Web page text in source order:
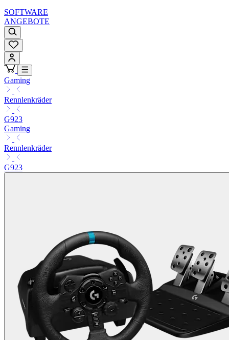
SOFTWARE
ANGEBOTE
Gaming
Rennlenkräder
G923
Gaming
Rennlenkräder
G923